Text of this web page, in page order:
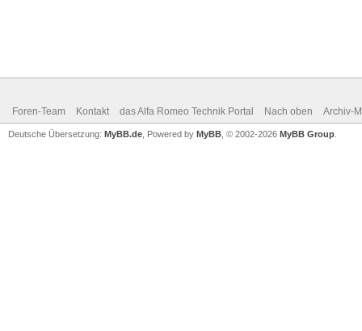
Foren-Team Kontakt das Alfa Romeo Technik Portal Nach oben Archiv-
Deutsche Übersetzung: MyBB.de , Powered by MyBB , © 2002-2026 MyBB Group